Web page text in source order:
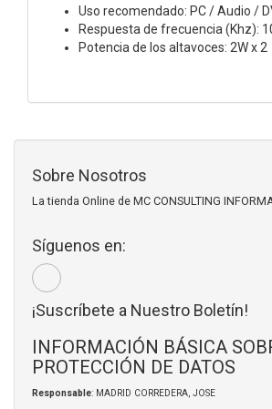
Uso recomendado: PC / Audio /
Respuesta de frecuencia (Khz):
Potencia de los altavoces: 2W x 2
Sobre Nosotros
La tienda Online de MC CONSULTING
Síguenos en:
¡Suscríbete a Nuestro Boletín!
INFORMACIÓN BÁSICA
PROTECCIÓN DE DATOS
Responsable: MADRID CORREDERA, JOSE